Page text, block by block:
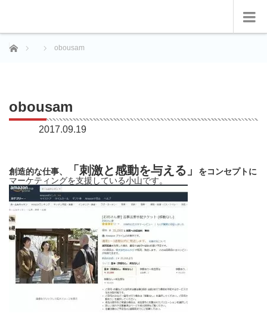
ホーム obousam
obousam
2017.09.19
創造的な仕事、 「刺激と感動を与える」
をコンセプトに
マーケティングを支援している小山です。